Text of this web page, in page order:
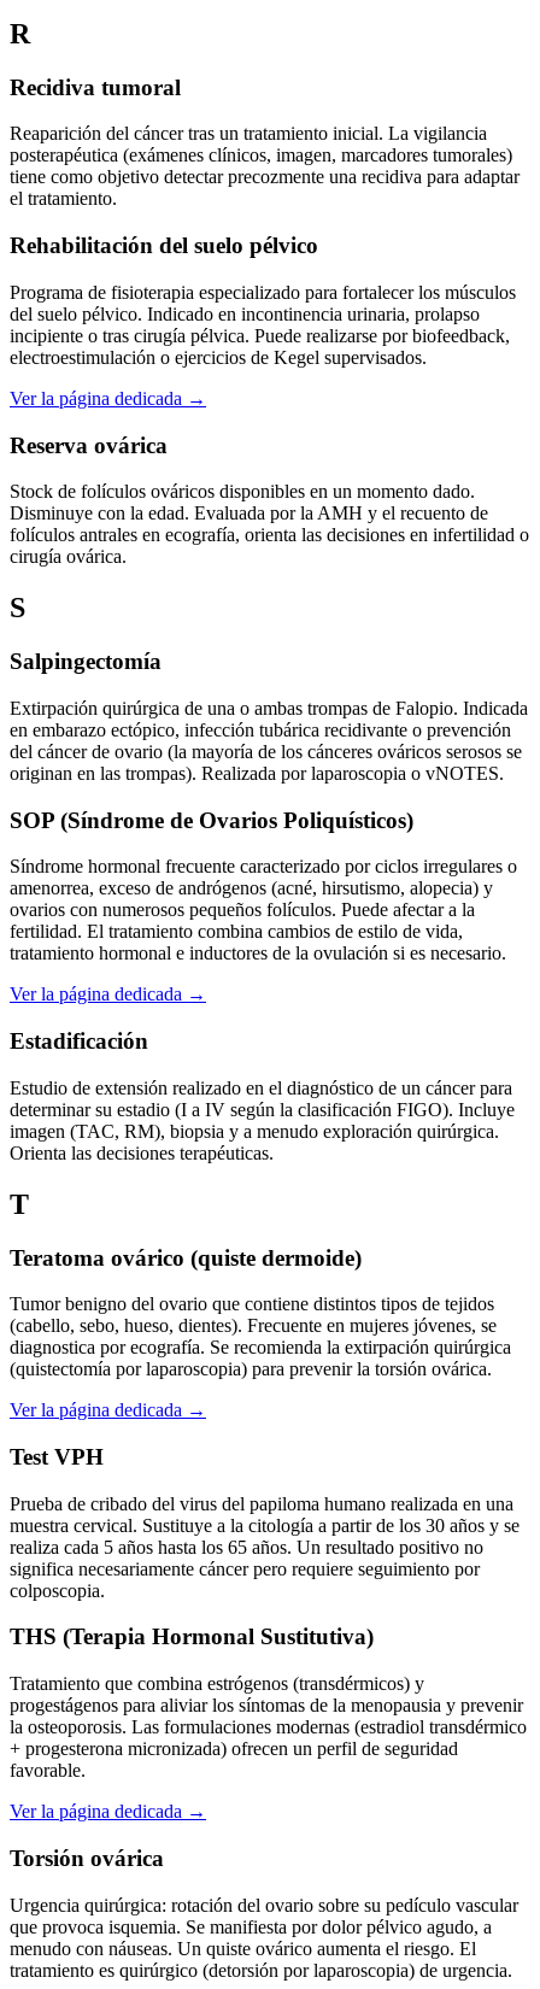
R
Recidiva tumoral
Reaparición del cáncer tras un tratamiento inicial. La vigilancia
posterapéutica (exámenes clínicos, imagen, marcadores tumorales)
tiene como objetivo detectar precozmente una recidiva para adaptar
el tratamiento.
Rehabilitación del suelo pélvico
Programa de fisioterapia especializado para fortalecer los músculos
del suelo pélvico. Indicado en incontinencia urinaria, prolapso
incipiente o tras cirugía pélvica. Puede realizarse por biofeedback,
electroestimulación o ejercicios de Kegel supervisados.
Ver la página dedicada →
Reserva ovárica
Stock de folículos ováricos disponibles en un momento dado.
Disminuye con la edad. Evaluada por la AMH y el recuento de
folículos antrales en ecografía, orienta las decisiones en infertilidad o
cirugía ovárica.
S
Salpingectomía
Extirpación quirúrgica de una o ambas trompas de Falopio. Indicada
en embarazo ectópico, infección tubárica recidivante o prevención
del cáncer de ovario (la mayoría de los cánceres ováricos serosos se
originan en las trompas). Realizada por laparoscopia o vNOTES.
SOP (Síndrome de Ovarios Poliquísticos)
Síndrome hormonal frecuente caracterizado por ciclos irregulares o
amenorrea, exceso de andrógenos (acné, hirsutismo, alopecia) y
ovarios con numerosos pequeños folículos. Puede afectar a la
fertilidad. El tratamiento combina cambios de estilo de vida,
tratamiento hormonal e inductores de la ovulación si es necesario.
Ver la página dedicada →
Estadificación
Estudio de extensión realizado en el diagnóstico de un cáncer para
determinar su estadio (I a IV según la clasificación FIGO). Incluye
imagen (TAC, RM), biopsia y a menudo exploración quirúrgica.
Orienta las decisiones terapéuticas.
T
Teratoma ovárico (quiste dermoide)
Tumor benigno del ovario que contiene distintos tipos de tejidos
(cabello, sebo, hueso, dientes). Frecuente en mujeres jóvenes, se
diagnostica por ecografía. Se recomienda la extirpación quirúrgica
(quistectomía por laparoscopia) para prevenir la torsión ovárica.
Ver la página dedicada →
Test VPH
Prueba de cribado del virus del papiloma humano realizada en una
muestra cervical. Sustituye a la citología a partir de los 30 años y se
realiza cada 5 años hasta los 65 años. Un resultado positivo no
significa necesariamente cáncer pero requiere seguimiento por
colposcopia.
THS (Terapia Hormonal Sustitutiva)
Tratamiento que combina estrógenos (transdérmicos) y
progestágenos para aliviar los síntomas de la menopausia y prevenir
la osteoporosis. Las formulaciones modernas (estradiol transdérmico
+ progesterona micronizada) ofrecen un perfil de seguridad
favorable.
Ver la página dedicada →
Torsión ovárica
Urgencia quirúrgica: rotación del ovario sobre su pedículo vascular
que provoca isquemia. Se manifiesta por dolor pélvico agudo, a
menudo con náuseas. Un quiste ovárico aumenta el riesgo. El
tratamiento es quirúrgico (detorsión por laparoscopia) de urgencia.